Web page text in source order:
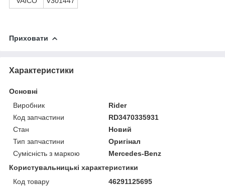
Приховати
Характеристики
Основні
Виробник
Rider
Код запчастини
RD3470335931
Стан
Новий
Тип запчастини
Оригінал
Сумісність з маркою
Mercedes-Benz
Користувальницькі характеристики
Код товару
46291125695